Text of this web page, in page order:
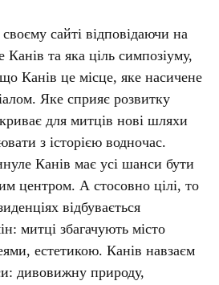
сайті відповідаючи на
та яка ціль симпозіуму,
Канів це місце, яке насичене
Яке сприяє розвитку
для митців нові шляхи
з історією водночас.
Канів має усі шанси бути
центром. А стосовно цілі, то
відбувається
митці збагачують місто
естетикою. Канів навзаєм
дивовижну природу,